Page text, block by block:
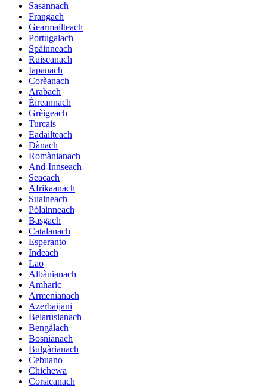
Sasannach
Frangach
Gearmailteach
Portugalach
Spàinneach
Ruiseanach
Iapanach
Corèanach
Arabach
Èireannach
Grèigeach
Turcais
Eadailteach
Dànach
Romànianach
And-Innseach
Seacach
Afrikaanach
Suaineach
Pòlainneach
Basgach
Catalanach
Esperanto
Indeach
Lao
Albànianach
Amharic
Armenianach
Azerbaijani
Belarusianach
Bengàlach
Bosnianach
Bulgàrianach
Cebuano
Chichewa
Corsicanach